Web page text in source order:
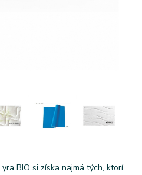
BIO si získa najmä tých, ktorí